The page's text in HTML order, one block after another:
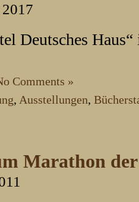
Deutsches
Comments »
, Ausstellungen,
Marathon der